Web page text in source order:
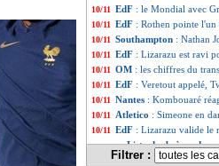
10/11 EdF : le Mondial avec
10/11 EdF : Rothen pointe
10/11 Southampton : Nathan
10/11 EdF : Lizarazu est ravi
10/11 OM : les chiffres du
10/11 EdF : Veretout appelé,
10/11 Nantes : Kombouaré
10/11 Atletico : Simeone en
10/11 EdF : Lizarazu valide le
... Liste des brèves du
Liste des brèves du
Filtrer :